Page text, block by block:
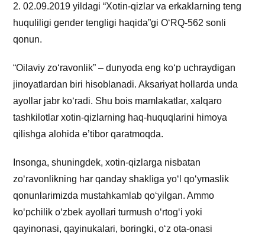
2. 02.09.2019 yildagi “Xotin-qizlar va erkaklarning teng
huquliligi gender tengligi haqida”gi O‘RQ-562 sonli
qonun.
“Oilaviy zo‘ravonlik” – dunyoda eng ko‘p uchraydigan
jinoyatlardan biri hisoblanadi. Aksariyat hollarda unda
ayollar jabr ko‘radi. Shu bois mamlakatlar, xalqaro
tashkilotlar xotin-qizlarning haq-huquqlarini himoya
qilishga alohida e’tibor qaratmoqda.
Insonga, shuningdek, xotin-qizlarga nisbatan
zo‘ravonlikning har qanday shakliga yo‘l qo‘ymaslik
qonunlarimizda mustahkamlab qo‘yilgan. Ammo
ko‘pchilik o‘zbek ayollari turmush o‘rtog‘i yoki
qayinonasi, qayinukalari, boringki, o‘z ota-onasi